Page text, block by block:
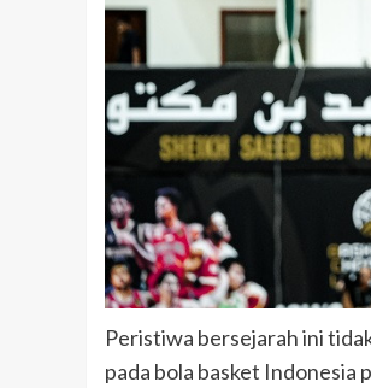
Peristiwa bersejarah ini
pada bola basket Indonesia